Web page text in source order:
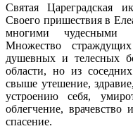
Святая Цареградская
Своего пришествия в
многими чудесными
Множество
душевных и телесных
области, но из
свыше утешение,
устроению себя,
облегчение,
спасение.